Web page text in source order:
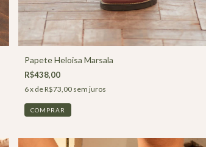
Papete Heloisa Marsala
R$438,00
6x deR$73,00 sem juros
COMPRAR